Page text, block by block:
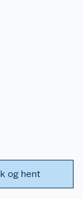
og hent